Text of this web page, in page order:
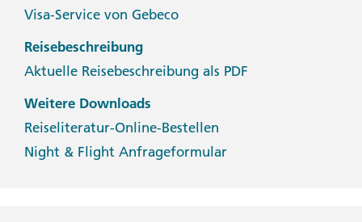
Visa-Service von Gebeco
Reisebeschreibung
Aktuelle Reisebeschreibung als PDF
Weitere Downloads
Reiseliteratur-Online-Bestellen
Night & Flight Anfrageformular